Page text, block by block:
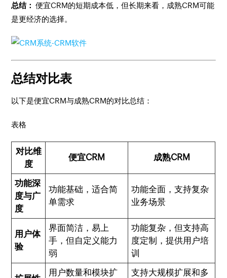
总结： 便宜CRM的短期成本低，但长期来看，成熟CRM可能
是更经济的选择。
总结对比表
以下是便宜CRM与成熟CRM的对比总结：
表格
对比维
度
便宜CRM 成熟CRM
功能深
度与广
度
功能基础，适合简
单需求
功能全面，支持复杂
业务场景
用户体
验
界面简洁，易上
手，但自定义能力
弱
功能复杂，但支持高
度定制，提供用户培
训
用户数量和模块扩 支持大规模扩展和多